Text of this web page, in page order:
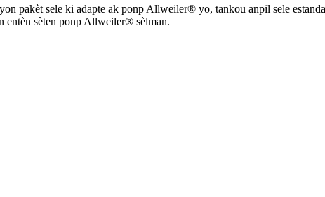
pakèt sele ki adapte ak ponp Allweiler® yo, tankou anpil sele
entèn sèten ponp Allweiler® sèlman.